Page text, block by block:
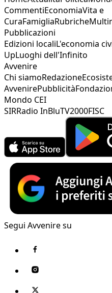
CommentiEconomiaVita e
CuraFamigliaRubriche
Pubblicazioni
Edizioni localiL'economia
UpLuoghi dell'Infinito
Avvenire
Chi siamoRedazione
AvvenirePubblicità
Mondo CEI
SIRRadio InBluTV2000FISC
Segui Avvenire su